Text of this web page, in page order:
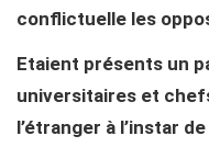
conflictuelle les
Etaient présents un
universitaires et
l’étranger à l’instar